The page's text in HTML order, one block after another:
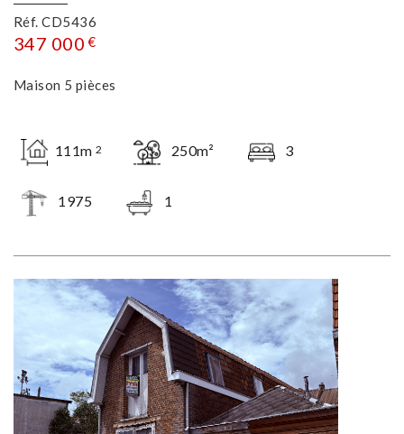
Réf. CD5436
347 000 €
Maison 5 pièces
111m 2 250m² 3
1975 1